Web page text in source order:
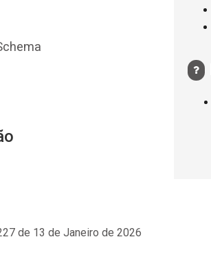
de 13 de Janeiro de 2026